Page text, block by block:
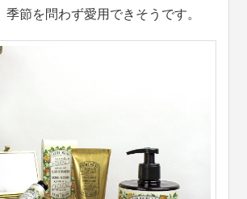
季節を問わず愛用できそうです。